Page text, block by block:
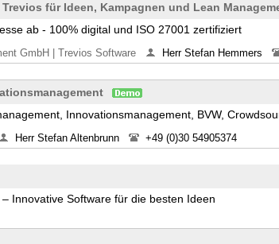
für Ideen, Kampagnen und Lean
ab - 100% digital und ISO 27001 zertifiziert
GmbH | Trevios Software Herr Stefan Hemmers
Innovationsmanagement, BVW,
Herr Stefan Altenbrunn +49 (0)30 54905374
Innovative Software für die besten Ideen